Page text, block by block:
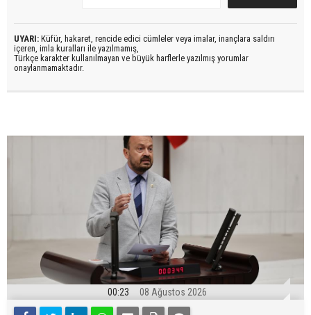
UYARI: Küfür, hakaret, rencide edici cümleler veya imalar, inançlara saldırı
içeren, imla kuralları ile yazılmamış,
Türkçe karakter kullanılmayan ve büyük harflerle yazılmış yorumlar
onaylanmamaktadır.
00:23 08 Ağustos 2026